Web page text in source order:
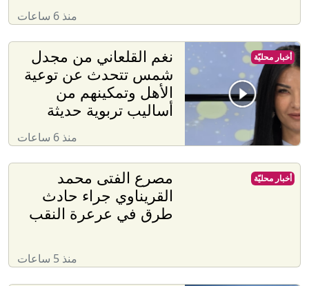
منذ 6 ساعات
نغم القلعاني من مجدل
شمس تتحدث عن توعية
الأهل وتمكينهم من
أساليب تربوية حديثة
منذ 6 ساعات
أخبار محليّة
مصرع الفتى محمد
القريناوي جراء حادث
طرق في عرعرة النقب
منذ 5 ساعات
أخبار محليّة